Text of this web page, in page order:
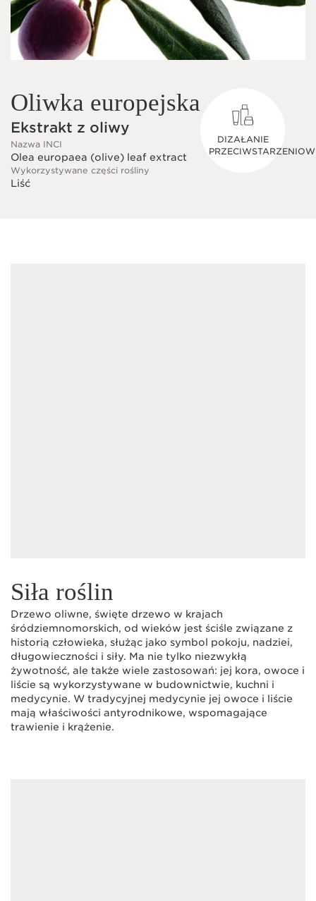
Oliwka europejska
Ekstrakt z oliwy
Nazwa INCI
Olea europaea (olive) leaf extract
Wykorzystywane części rośliny
Liść
DIZAŁANIE
Siła roślin
Drzewo oliwne, święte drzewo w krajach
śródziemnomorskich, od wieków jest ściśle związane z
historią człowieka, służąc jako symbol pokoju, nadziei,
długowieczności i siły. Ma nie tylko niezwykłą
żywotność, ale także wiele zastosowań: jej kora, owoce i
liście są wykorzystywane w budownictwie, kuchni i
medycynie. W tradycyjnej medycynie jej owoce i liście
mają właściwości antyrodnikowe, wspomagające
trawienie i krążenie.